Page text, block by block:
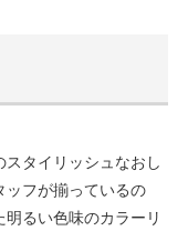
タイリッシュなおし
ッフが揃っているの
るい色味のカラーリ